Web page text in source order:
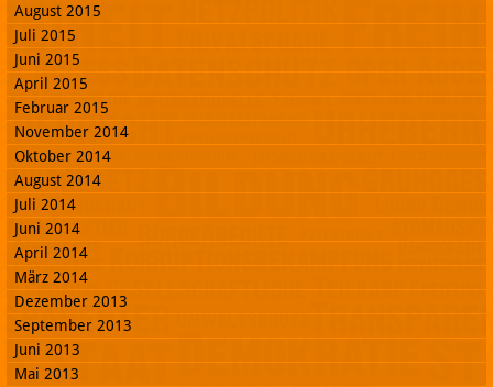
August 2015
Juli 2015
Juni 2015
April 2015
Februar 2015
November 2014
Oktober 2014
August 2014
Juli 2014
Juni 2014
April 2014
März 2014
Dezember 2013
September 2013
Juni 2013
Mai 2013